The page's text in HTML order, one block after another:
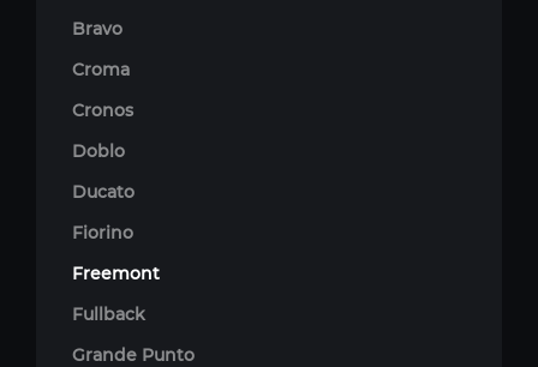
Bravo
Croma
Cronos
Doblo
Ducato
Fiorino
Freemont
Fullback
Grande Punto